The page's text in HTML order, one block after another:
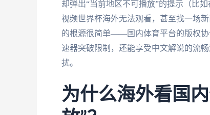
却弹出“当前地区不可播放”的提示（比
视频世界杯海外无法观看，甚至找一场
的根源很简单——国内体育平台的版权协
速器突破限制，还能享受中文解说的流
扰。
为什么海外看国